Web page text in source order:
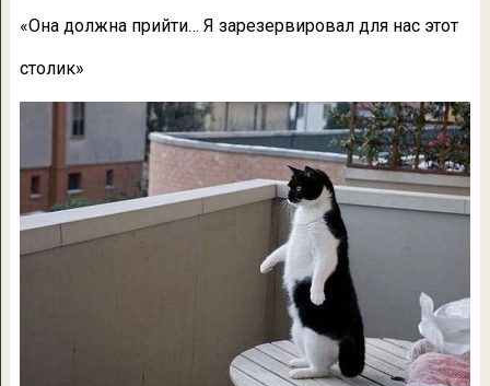
«Она должна прийти… Я зарезервировал для нас этот
столик»